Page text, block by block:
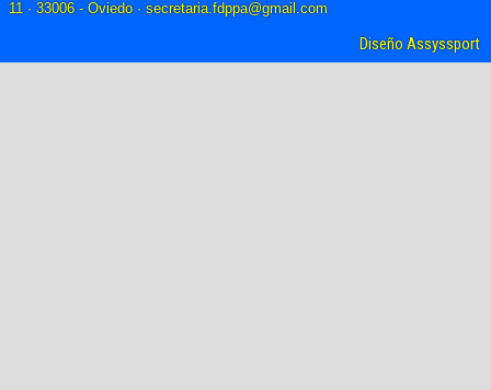
11 · 33006 - Oviedo · secretaria.fdppa@gmail.com
Diseño Assyssport